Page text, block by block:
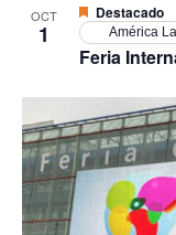
OCT
1
Feria
Destacado
América